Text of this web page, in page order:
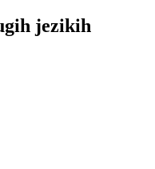
jezikih